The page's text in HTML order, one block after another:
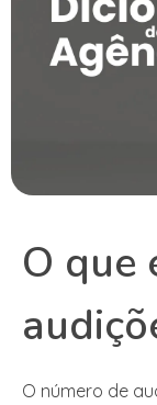
O que
O número de